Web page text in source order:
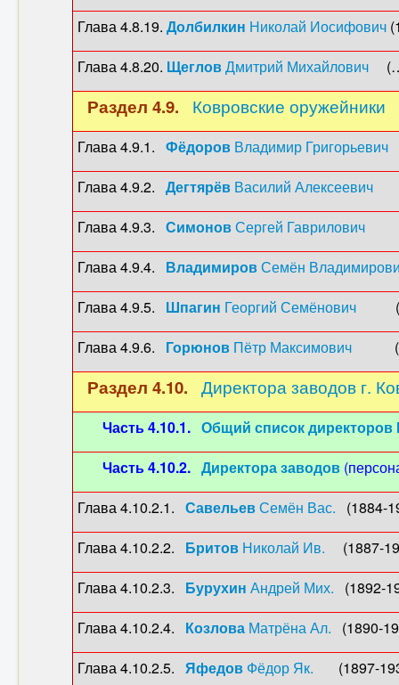
Глава 4.8.19. Долбилкин Николай Иосифович
Глава 4.8.20. ЩегловДмитрий Михайлович
Раздел 4.9. Ковровские оружейники
Глава 4.9.1. Фёдоров Владимир Григорьевич
Глава 4.9.2. Дегтярёв Василий Алексеевич
Глава 4.9.3. СимоновСергей Гаврилович
Глава 4.9.4. ВладимировСемён
Глава 4.9.5. Шпагин Георгий Семёнович
Глава 4.9.6. Горюнов Пётр Максимович
Раздел 4.10. Директора заводов г.
Часть 4.10.1. Общий список директоров
Часть 4.10.2. Директора заводов
Глава 4.10.2.1. СавельевСемён Вас. (1884-
Глава 4.10.2.2. Бритов Николай Ив. (1887-
Глава 4.10.2.3. Бурухин Андрей Мих. (1892-
Глава 4.10.2.4. Козлова Матрёна Ал. (1890-
Глава 4.10.2.5. Яфедов Фёдор Як. (1897-